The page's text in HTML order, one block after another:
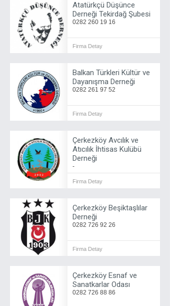
Atatürkçü Düşünce
Derneği Tekirdağ Şubesi
0282 260 19 16
Firma Detay
Balkan Türkleri Kültür ve
Dayanışma Derneği
0282 261 97 52
Firma Detay
Çerkezköy Avcılık ve
Atıcılık İhtisas Kulübü
Derneği
-
Firma Detay
Çerkezköy Beşiktaşlılar
Derneği
0282 726 92 26
Firma Detay
Çerkezköy Esnaf ve
Sanatkarlar Odası
0282 726 88 86